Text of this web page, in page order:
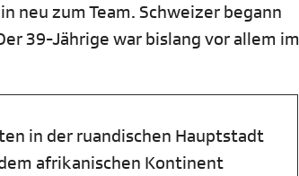
neu zum Team. Schweizer begann
39-Jährige war bislang vor allem im
in der ruandischen Hauptstadt
afrikanischen Kontinent